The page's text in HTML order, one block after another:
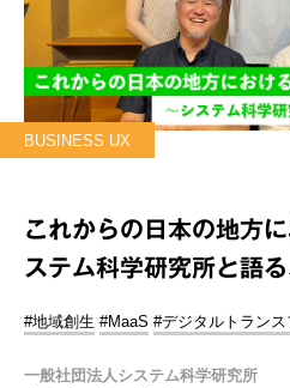
BUSINESS UX
これからの日本の地方
ステム科学研究所と語
#地域創生 #MaaS #デジタルトラン
一般社団法人システム科学研究所